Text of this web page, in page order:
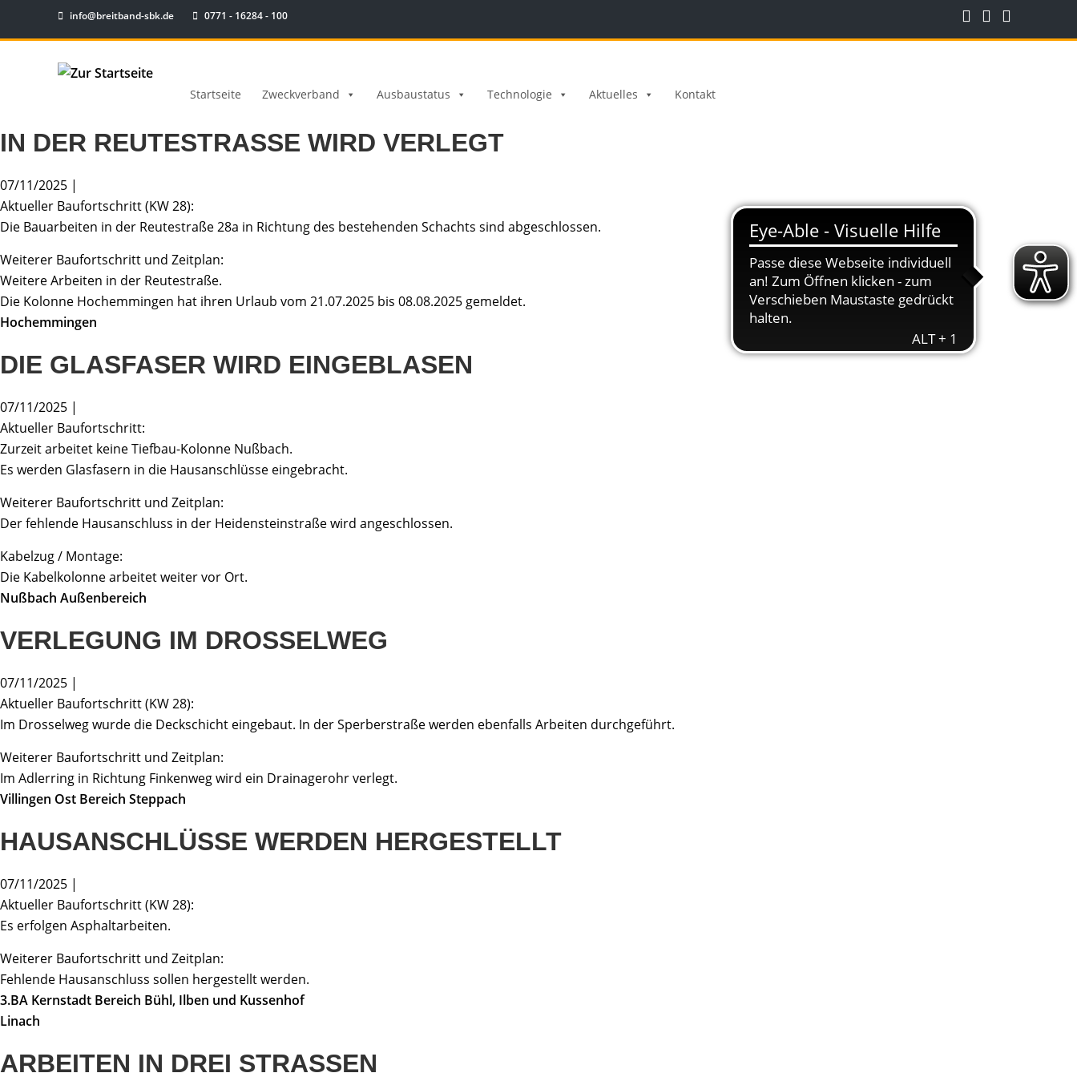
info@breitband-sbk.de 0771 - 16284 - 100
Startseite Zweckverband Ausbaustatus Technologie Aktuelles Kontakt
IN DER REUTESTRASSE WIRD VERLEGT
07/11/2025 |
Aktueller Baufortschritt (KW 28):
Die Bauarbeiten in der Reutestraße 28a in Richtung des bestehenden Schachts sind abgeschlossen.
Weiterer Baufortschritt und Zeitplan:
Weitere Arbeiten in der Reutestraße.
Die Kolonne Hochemmingen hat ihren Urlaub vom 21.07.2025 bis 08.08.2025 gemeldet.
Hochemmingen
DIE GLASFASER WIRD EINGEBLASEN
07/11/2025 |
Aktueller Baufortschritt:
Zurzeit arbeitet keine Tiefbau-Kolonne Nußbach.
Es werden Glasfasern in die Hausanschlüsse eingebracht.
Weiterer Baufortschritt und Zeitplan:
Der fehlende Hausanschluss in der Heidensteinstraße wird angeschlossen.
Kabelzug / Montage:
Die Kabelkolonne arbeitet weiter vor Ort.
Nußbach Außenbereich
VERLEGUNG IM DROSSELWEG
07/11/2025 |
Aktueller Baufortschritt (KW 28):
Im Drosselweg wurde die Deckschicht eingebaut. In der Sperberstraße werden ebenfalls Arbeiten durchgeführt.
Weiterer Baufortschritt und Zeitplan:
Im Adlerring in Richtung Finkenweg wird ein Drainagerohr verlegt.
Villingen Ost Bereich Steppach
HAUSANSCHLÜSSE WERDEN HERGESTELLT
07/11/2025 |
Aktueller Baufortschritt (KW 28):
Es erfolgen Asphaltarbeiten.
Weiterer Baufortschritt und Zeitplan:
Fehlende Hausanschluss sollen hergestellt werden.
3.BA Kernstadt Bereich Bühl, Ilben und Kussenhof
Linach
ARBEITEN IN DREI STRASSEN